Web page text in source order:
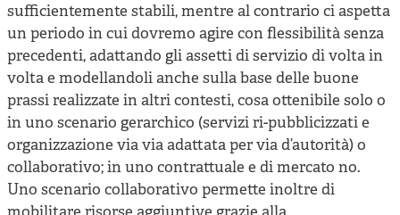
sufficientemente stabili, mentre al contrario ci aspetta
un periodo in cui dovremo agire con flessibilità senza
precedenti, adattando gli assetti di servizio di volta in
volta e modellandoli anche sulla base delle buone
prassi realizzate in altri contesti, cosa ottenibile solo o
in uno scenario gerarchico (servizi ri-pubblicizzati e
organizzazione via via adattata per via d’autorità) o
collaborativo; in uno contrattuale e di mercato no.
Uno scenario collaborativo permette inoltre di